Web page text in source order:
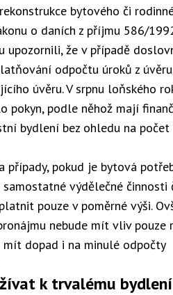
bytového či
o daních z příjmu 586/
upozornili, že v případě
odpočtu úroků z
úvěru. V srpnu loňského
podle něhož mají
bydlení bez ohledu na počet
případy, pokud je bytová
výdělečné činnosti
pouze v poměrné výši.
nebude mít vliv pouze
dopad i na minulé odpočty
k trvalému bydlení